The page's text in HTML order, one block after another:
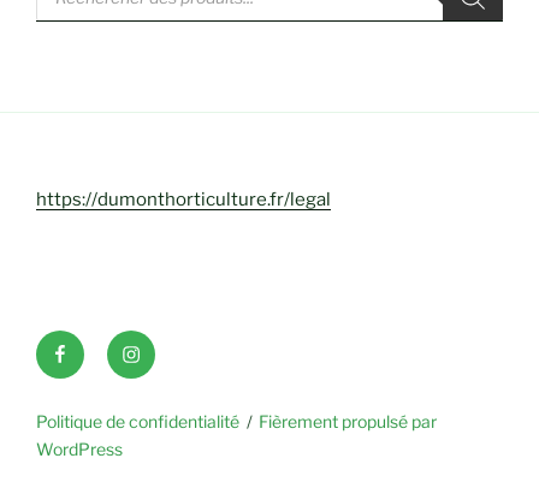
produits
https://dumonthorticulture.fr/legal
FacebookINSTAGRAM
Politique de confidentialité
Fièrement propulsé par
WordPress